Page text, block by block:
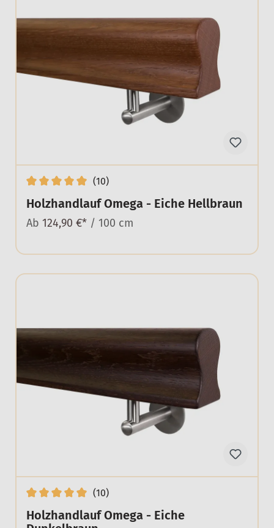
(10)
Holzhandlauf Omega - Eiche Hellbraun
Ab 124,90 €* / 100 cm
(10)
Holzhandlauf Omega - Eiche